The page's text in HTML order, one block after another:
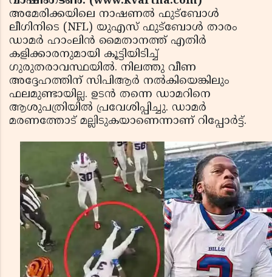
അമേരിക്കയിലെ നാഷണല്‍ ഫുട്‌ബോള്‍
ലീഗിനിടെ (NFL) യുഎസ് ഫുട്‌ബോള്‍ താരം
ഡാമര്‍ ഹാംലിന്‍ മൈതാനത്ത് എതിര്‍
കളിക്കാരനുമായി കൂട്ടിയിടിച്ച്
ഗുരുതരാവസ്ഥയില്‍. നിലത്തു വീണ
അദ്ദേഹത്തിന് സിപിആര്‍ നല്‍കിയെങ്കിലും
ഫലമുണ്ടായില്ല. ഉടന്‍ തന്നെ ഡാമറിനെ
ആശുപത്രിയില്‍ പ്രവേശിപ്പിച്ചു. ഡാമര്‍
മരണത്തോട് മല്ലിടുകയാണെന്നാണ് റിപ്പോര്‍ട്ട്.